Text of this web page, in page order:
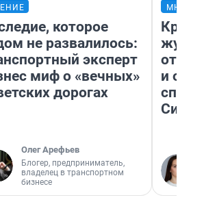
которое
не развалилось:
эксперт
миф о «вечных»
дорогах
Олег Арефьев
Блогер, предприниматель,
владелец в транспортном
бизнесе
и